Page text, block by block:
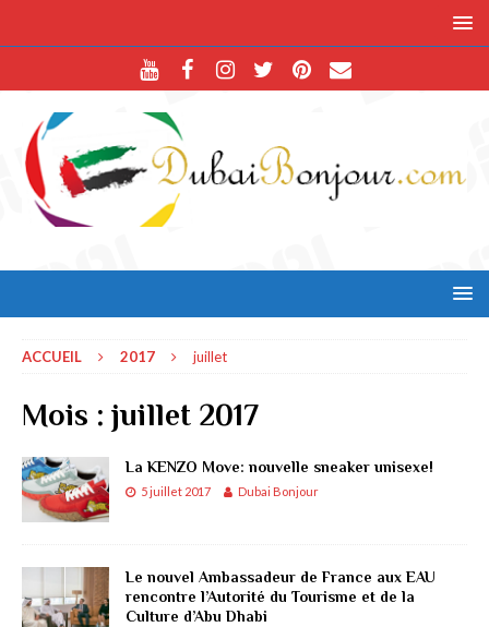
ACCUEIL 2017 juillet
Mois : juillet 2017
La KENZO Move: nouvelle sneaker unisexe!
5 juillet 2017 Dubai Bonjour
Le nouvel Ambassadeur de France aux EAU
rencontre l’Autorité du Tourisme et de la
Culture d’Abu Dhabi